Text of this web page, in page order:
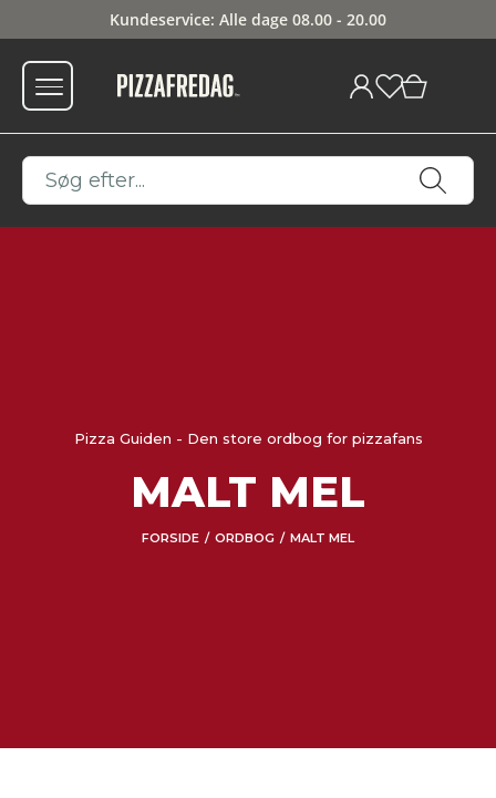
Kundeservice: Alle dage 08.00 - 20.00
Pizza Guiden - Den store ordbog for pizzafans
MALT MEL
FORSIDE / ORDBOG / MALT MEL